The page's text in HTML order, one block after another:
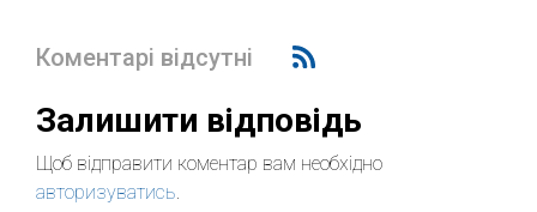
Коментарі відсутні
Залишити відповідь
Щоб відправити коментар вам необхідно
авторизуватись.